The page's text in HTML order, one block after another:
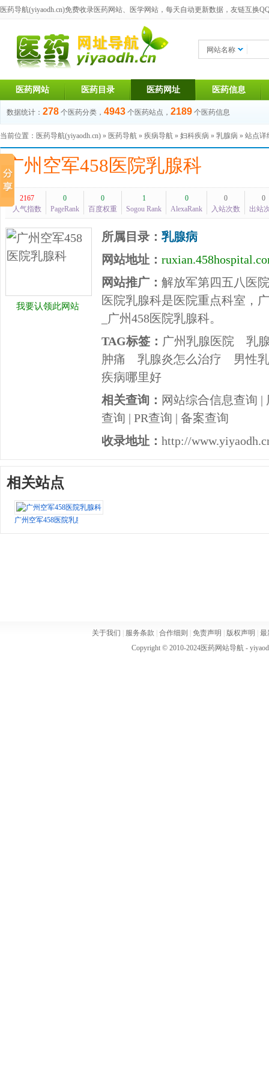
医药导航(yiyaodh.cn)免费收录医药网站、医学网站，每天自动更新数据，友链互换
网站名称
医药网站 医药目录 医药网址 医药信息
数据统计： 278 个医药分类， 4943 个医药站点， 2189 个医药信息
当前位置： 医药导航(yiyaodh.cn) » 医药导航 » 疾病导航 » 妇科疾病 » 乳腺病 » 站点
广州空军458医院乳腺科
2167
人气指数
0
PageRank
0
百度权重
1
Sogou Rank
0
AlexaRank
0
入站次数
0
出站
我要认领此网站
所属目录： 乳腺病
网站地址：
网站推广： 解放军第四五八医
医院乳腺科是医院重点科室，
_广州458医院乳腺科。
TAG标签： 广州乳腺医院
乳
肿痛
乳腺炎怎么治疗
男性
疾病哪里好
相关查询： 网站综合信息查询 |
查询 | PR查询 | 备案查询
收录地址： http://
相关站点
广州空军458医院乳腺科
关于我们 服务条款 合作细则 免责声明 版权声明
最
Copyright © 2010-2024医药网站导航-